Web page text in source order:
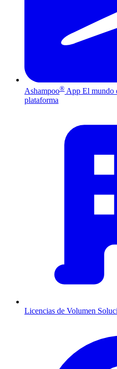
Ashampoo® App El mundo
plataforma
Licencias de Volumen